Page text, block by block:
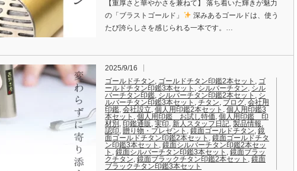
【重厚さと華やかさを兼ねて】 落ち着いた輝きが魅力
の「ブラストゴールド」
深みあるゴールドは、使う
たび誇らしさを感じられる一本です。…
2025/9/16
ゴールドチタン, ゴールドチタン印鑑2本セット , ゴ
ールドチタン印鑑3本セット , シルバーチタン, シル
バーチタン印鑑, シルバーチタン印鑑2本セット , シ
ルバーチタン印鑑3本セット , チタン, ブログ, 会社用
印鑑, 会社設立, 個人用印鑑2本セット , 個人用印鑑3
本セット , 個人用印鑑 お試し特価, 個人用印鑑 印
材別 , 印鑑通販 , 実印, 新人スタッフ日記, 製品情報,
認印, 贈り物・プレゼント , 鏡面ゴールドチタン, 鏡
面ゴールドチタン印鑑2本セット , 鏡面ゴールドチタ
ン印鑑3本セット , 鏡面シルバーチタン印鑑2本セッ
ト , 鏡面シルバーチタン印鑑3本セット , 鏡面ブラッ
クチタン, 鏡面ブラックチタン印鑑2本セット , 鏡面
ブラックチタン印鑑3本セット